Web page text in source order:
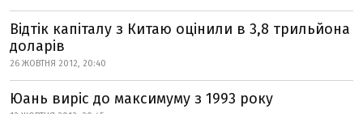
Відтік капіталу з Китаю оцінили в 3,8 трильйона
доларів
26 ЖОВТНЯ 2012, 20:40
Юань виріс до максимуму з 1993 року